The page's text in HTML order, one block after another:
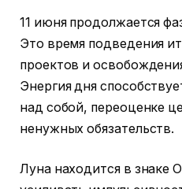
11 июня продолжается
Это время подведения
проектов и
Энергия дня
над собой, переоценке
ненужных обязательств.
Луна находится в знаке